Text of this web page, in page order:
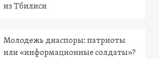
из Тбилиси
Молодежь диаспоры: патриоты
или «информационные солдаты»?